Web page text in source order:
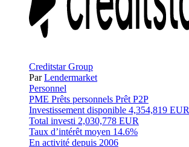
Creditstar Group
ParLendermarket
Personnel
PME Prêts personnels Prêt P2P
Investissement disponible 4,354,819 EUR
Total investi 2,030,778 EUR
Taux d’intérêt moyen 14.6%
En activité depuis 2006